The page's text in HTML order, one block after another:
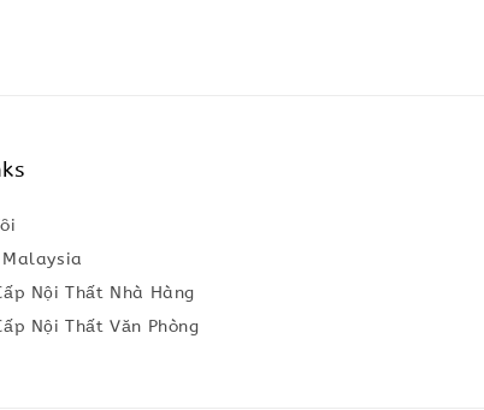
Malaysia
Nội Thất Nhà Hàng
Nội Thất Văn Phòng